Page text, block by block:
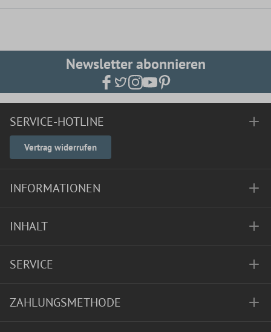
Newsletter abonnieren
SERVICE-HOTLINE
Vertrag widerrufen
INFORMATIONEN
INHALT
SERVICE
ZAHLUNGSMETHODE